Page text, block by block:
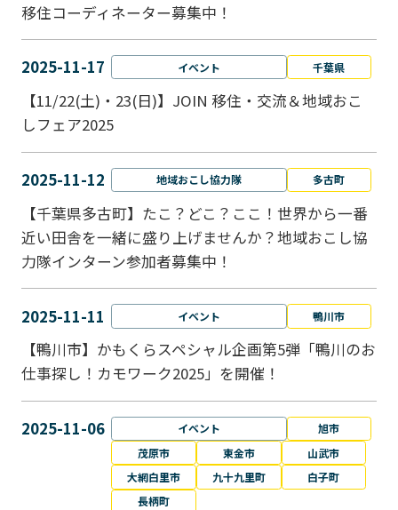
移住コーディネーター募集中！
2025-11-17 イベント 千葉県
【11/22(土)・23(日)】JOIN 移住・交流＆地域おこ
しフェア2025
2025-11-12 地域おこし協力隊 多古町
【千葉県多古町】たこ？どこ？ここ！世界から一番
近い田舎を一緒に盛り上げませんか？地域おこし協
力隊インターン参加者募集中！
2025-11-11 イベント 鴨川市
【鴨川市】かもくらスペシャル企画第5弾「鴨川のお
仕事探し！カモワーク2025」を開催！
2025-11-06 イベント
旭市
茂原市
東金市
山武市
大網白里市
九十九里町
白子町
長柄町